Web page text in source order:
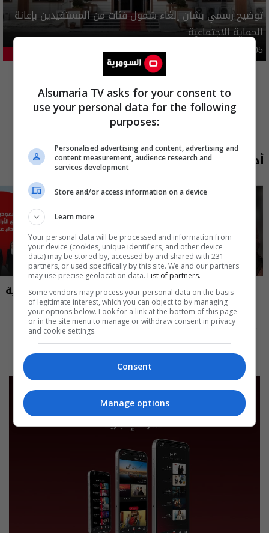
توضيح رسمي بشأن إلغاء شمول فئات من المستفيدين بإعانة
الحماية الاجتماعية
21.35% 05:43 | 2026-08-05
المزيد
أحدث الحلقات
مايك السومرية
الاعلامية والممثلة نغم المسعودي -
MIC Alsumaria م٢ - الحلقة ١٠ | season
15:30 | 2026-08-05
نشرة أخبار السومرية
نشرة ٥ آب ٢٠٢٦ | 2026
12:45 | 2026-08-05
Alsumaria TV asks for your consent to
use your personal data for the following
purposes:
Personalised advertising and content, advertising and
content measurement, audience research and
services development
Store and/or access information on a device
Learn more
Your personal data will be processed and information from
your device (cookies, unique identifiers, and other device
data) may be stored by, accessed by and shared with 231
partners, or used specifically by this site. We and our partners
may use precise geolocation data. List of partners.
Some vendors may process your personal data on the basis
of legitimate interest, which you can object to by managing
your options below. Look for a link at the bottom of this page
or in the site menu to manage or withdraw consent in privacy
and cookie settings.
Consent
Manage options